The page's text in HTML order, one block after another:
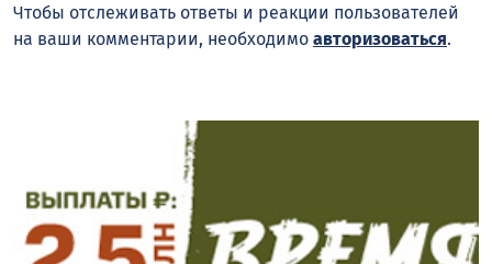
Чтобы отслеживать ответы и реакции пользователей
на ваши комментарии, необходимо авторизоваться.